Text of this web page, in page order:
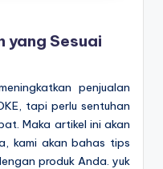
yang Sesuai
penjualan
tapi perlu sentuhan
Maka artikel ini akan
kami akan bahas tips
produk Anda. yuk